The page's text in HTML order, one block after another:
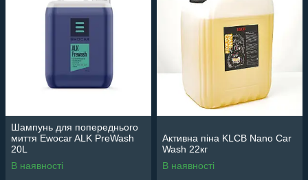
Шампунь для попереднього
миття Ewocar ALK PreWash
20L
В наявності
Активна піна KLCB Nano Car
Wash 22кг
В наявності